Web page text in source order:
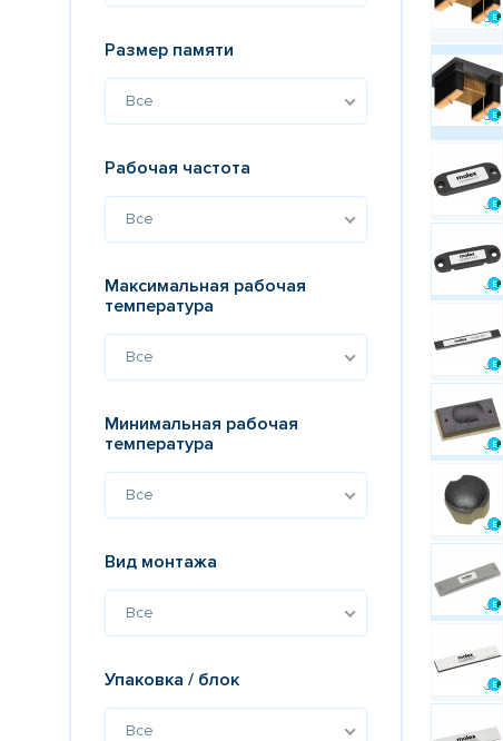
Размер памяти
Все
Рабочая частота
Все
Максимальная рабочая
температура
Все
Минимальная рабочая
температура
Все
Вид монтажа
Все
Упаковка / блок
Все